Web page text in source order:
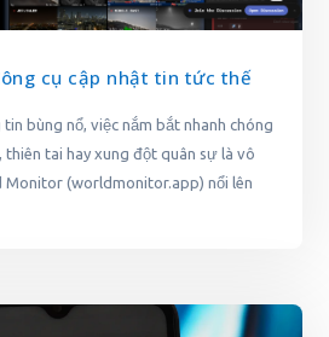
cụ cập nhật tin tức thế
bùng nổ, việc nắm bắt nhanh chóng
thiên tai hay xung đột quân sự là vô
Monitor (worldmonitor.app) nổi lên